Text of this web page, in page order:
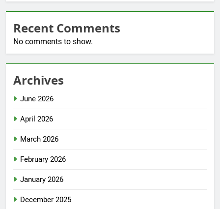
Recent Comments
No comments to show.
Archives
June 2026
April 2026
March 2026
February 2026
January 2026
December 2025